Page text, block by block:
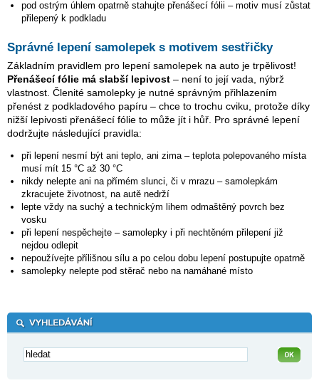
pod ostrým úhlem opatrně stahujte přenášecí fólii – motiv musí zůstat
přilepený k podkladu
Správné lepení samolepek s motivem sestřičky
Základním pravidlem pro lepení samolepek na auto je trpělivost!
Přenášecí fólie má slabší lepivost – není to její vada, nýbrž
vlastnost. Členité samolepky je nutné správným přihlazením
přenést z podkladového papíru – chce to trochu cviku, protože díky
nižší lepivosti přenášecí fólie to může jít i hůř. Pro správné lepení
dodržujte následující pravidla:
při lepení nesmí být ani teplo, ani zima – teplota polepovaného místa
musí mít 15 °C až 30 °C
nikdy nelepte ani na přímém slunci, či v mrazu – samolepkám
zkracujete životnost, na autě nedrží
lepte vždy na suchý a technickým lihem odmaštěný povrch bez
vosku
při lepení nespěchejte – samolepky i při nechtěném přilepení již
nejdou odlepit
nepoužívejte přílišnou sílu a po celou dobu lepení postupujte opatrně
samolepky nelepte pod stěrač nebo na namáhané místo